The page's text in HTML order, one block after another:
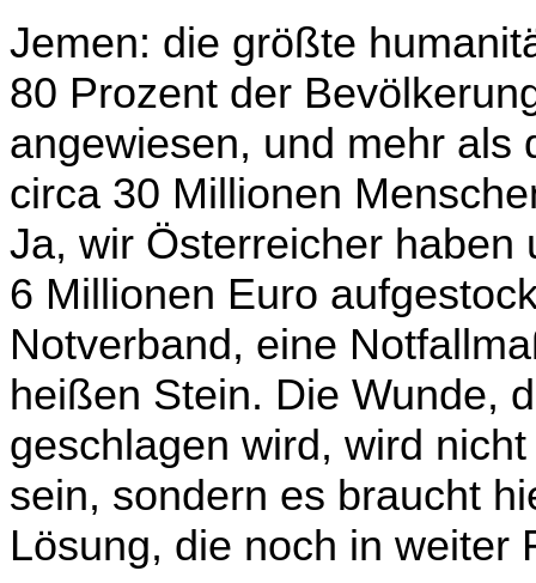
Jemen: die größte
80 Prozent der
angewiesen, und mehr als
circa 30 Millionen
Ja, wir Österreicher haben
6 Millionen Euro
Notverband, eine
heißen Stein. Die Wunde,
geschlagen wird, wird
sein, sondern es braucht
Lösung, die noch in weiter